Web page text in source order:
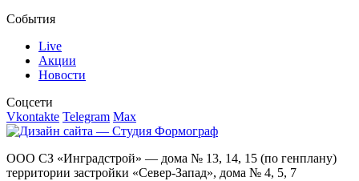
События
Live
Акции
Новости
Соцсети
Vkontakte Telegram Max
ООО СЗ «Инградстрой» — дома № 13, 14, 15 (по генплану)
территории застройки «Север-Запад», дома № 4, 5, 7